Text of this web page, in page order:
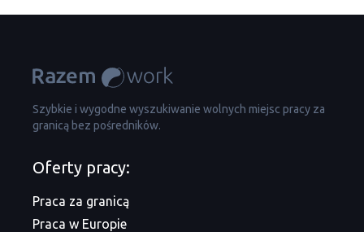
Szybkie i wygodne wyszukiwanie wolnych miejsc pracy za
granicą bez pośredników.
Oferty pracy:
Praca za granicą
Praca w Europie